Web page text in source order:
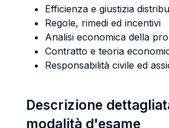
Efficienza e giustizia
Regole, rimedi ed incentivi
Analisi economica della
Contratto e teoria
Responsabilità civile ed
Descrizione
modalità d'esame